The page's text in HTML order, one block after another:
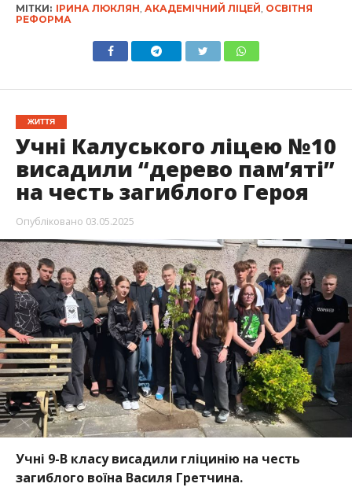
МІТКИ: ІРИНА ЛЮКЛЯН АКАДЕМІЧНИЙ ЛІЦЕЙ ОСВІТНЯ
РЕФОРМА
ЖИТТЯ
Учні Калуського ліцею №10
висадили “дерево пам’яті”
на честь загиблого Героя
Опубліковано 03.05.2025
Учні 9-В класу висадили гліцинію на честь
загиблого воїна Василя Гретчина.